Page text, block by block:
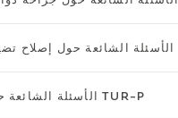
الأسئلة الشائعة حول إصلاح
الأسئلة الشائعة حول جراحة TUR-P